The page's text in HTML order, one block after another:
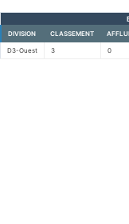
DIVISION CLASSEMENT
D3-Ouest 3 0